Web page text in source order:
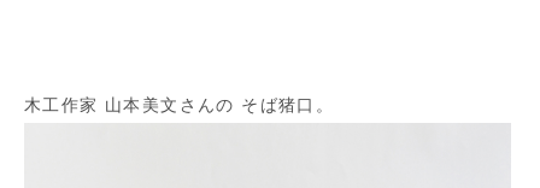
木工作家 山本美文さんの そば猪口。